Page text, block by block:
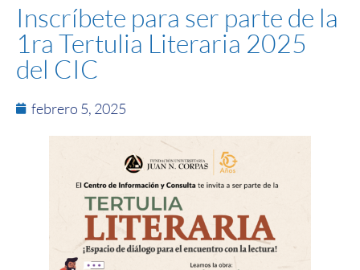
Inscríbete para ser parte de la
1ra Tertulia Literaria 2025
del CIC
febrero 5, 2025